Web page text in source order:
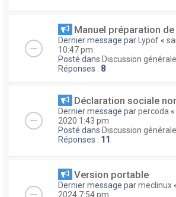
Manuel préparation
Dernier message par Lypof «
10:47 pm
Posté dans Discussion générale
Réponses : 8
Déclaration sociale
Dernier message parpercoda «
2020 1:43 pm
Posté dans Discussion générale
Réponses : 11
Version portable
Dernier message parmeclinux
2024 7:54 pm